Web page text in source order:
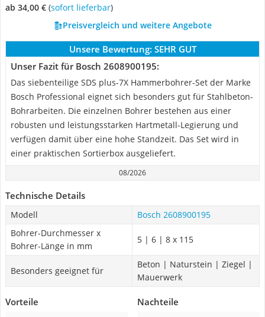
ab 34,00 € ( Sofort lieferbar)
Preisvergleich und weitere Angebote
Unsere Bewertung: SEHR GUT
Unser Fazit für Bosch 2608900195:
Das siebenteilige SDS plus-7X Hammerbohrer-Set der Marke
Bosch Professional eignet sich besonders gut für Stahlbeton-
Bohrarbeiten. Die einzelnen Bohrer bestehen aus einer
robusten und leistungsstarken Hartmetall-Legierung und
verfügen damit über eine hohe Standzeit. Das Set wird in
einer praktischen Sortierbox ausgeliefert.
08/2026
Technische Details
Modell
Bosch 2608900195
Bohrer-Durchmesser x
Bohrer-Länge in mm
5 | 6 | 8 x 115
Besonders geeignet für
Beton | Naturstein | Ziegel |
Mauerwerk
Vorteile Nachteile